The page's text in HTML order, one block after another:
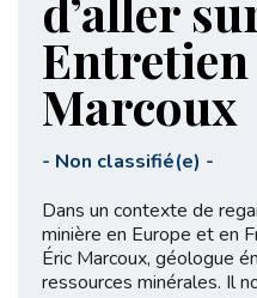
d’aller
Entretien
Marcoux
- Non classifié(e) -
Dans un contexte de
minière en Europe et en
Éric Marcoux, géologue
ressources minérales. Il